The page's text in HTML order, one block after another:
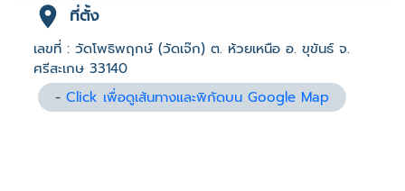
ที่ตั้ง
เลขที่ : วัดโพธิพฤกษ์ (วัดเจ๊ก) ต. ห้วยเหนือ อ. ขุขันธ์ จ.
ศรีสะเกษ 33140
-Click เพื่อดูเส้นทางและพิกัดบน Google Map